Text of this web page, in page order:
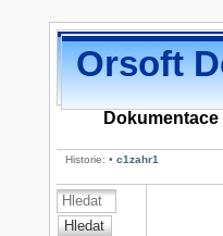
Orsoft
Historie: • c1zahr1
Hledat